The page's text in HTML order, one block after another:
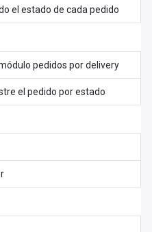
el estado de cada pedido
pedidos por delivery
el pedido por estado